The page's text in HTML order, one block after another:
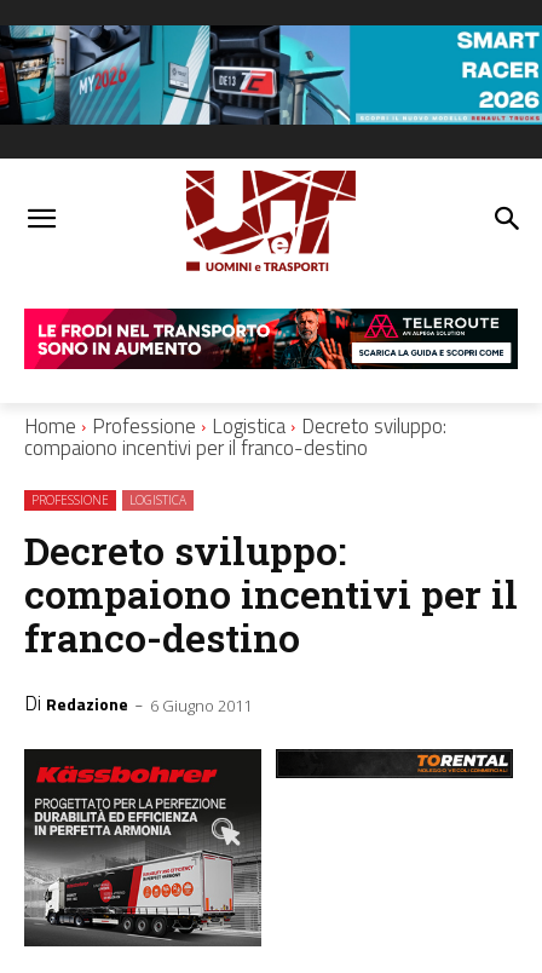
Home Professione Logistica Decreto sviluppo:
compaiono incentivi per il franco-destino
PROFESSIONE LOGISTICA
Decreto sviluppo:
compaiono incentivi per il
franco-destino
Di Redazione - 6 Giugno 2011